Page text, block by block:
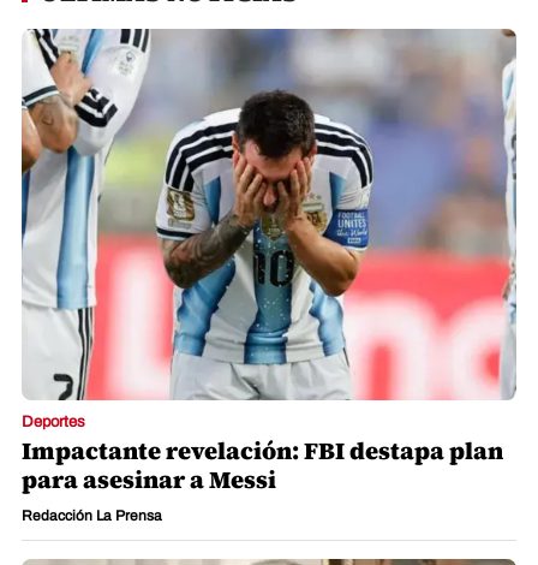
Deportes
Impactante revelación: FBI destapa plan
para asesinar a Messi
Redacción La Prensa